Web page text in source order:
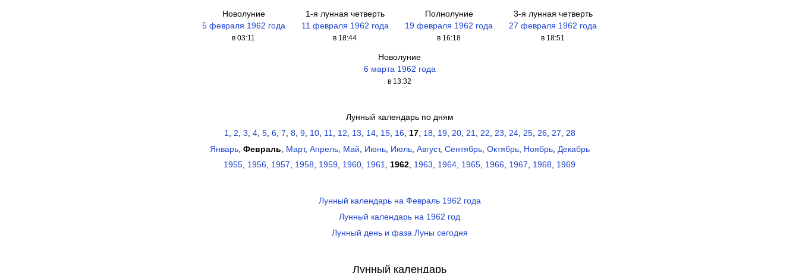
Новолуние
5 февраля 1962 года
в 03:11
1-я лунная четверть
11 февраля 1962 года
в 18:44
Полнолуние
19 февраля 1962 года
в 16:18
3-я лунная четверть
27 февраля 1962 года
в 18:51
Новолуние
6 марта 1962 года
в 13:32
Лунный календарь по дням
1
2 3 4, 5, 6, 7 8 9, 10, 11 12 13 14, 15, 16, 17, 18 19, 20, 21 22 23 24, 25, 26, 27
28
Январь, Февраль Март, Апрель, Май Июнь, Июль, Август, Сентябрь, Октябрь, Ноябрь, Декабрь
1955, 1956, 1957, 1958, 1959, 1960, 1961, 1962, 1963, 1964, 1965, 1966, 1967, 1968, 1969
Лунный календарь на Февраль 1962 года
Лунный календарь на 1962 год
Лунный день и фаза Луны сегодня
Лунный календарь